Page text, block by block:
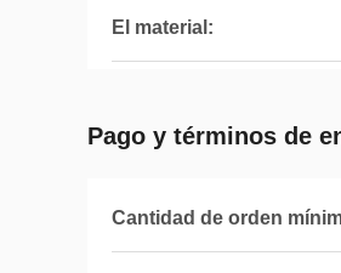
El material:
Pago y términos de
Cantidad de orden